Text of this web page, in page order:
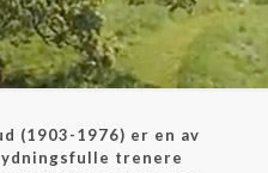
(1903-1976) er en av
trenere